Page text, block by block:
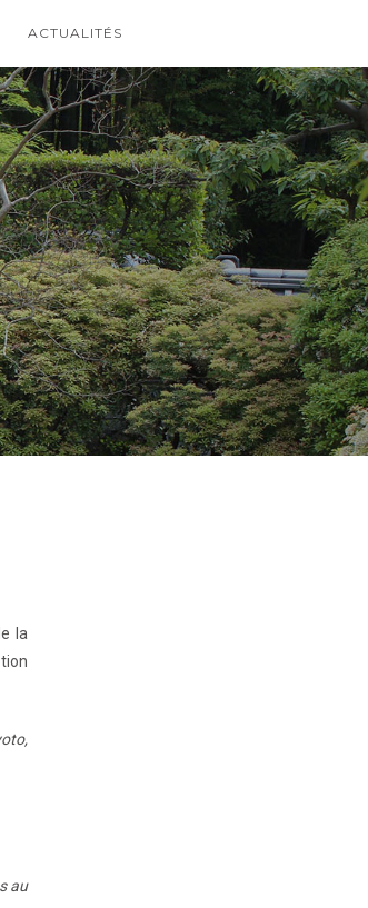
ACTUALITÉS
la
au